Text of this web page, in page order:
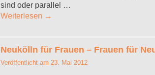
sind oder parallel …
Weiterlesen →
Neukölln für Frauen – Frauen für
Veröffentlicht am 23. Mai 2012